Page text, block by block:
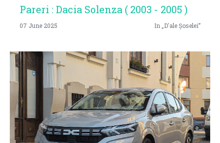
Pareri : Dacia Solenza ( 2003 - 2005 )
07 June 2025 In „D'ale Șoselei”